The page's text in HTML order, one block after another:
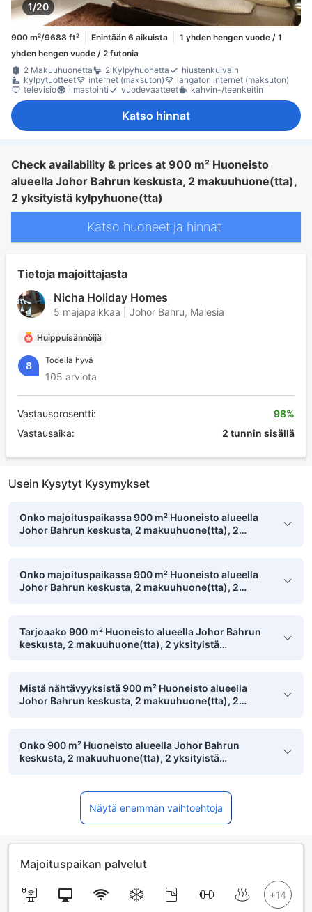
1/20
900 m²/9688 ft² Enintään 6 aikuista
1 yhden hengen vuode / 1
yhden hengen vuode / 2 futonia
2 Makuuhuonetta
2 Kylpyhuonetta
hiustenkuivain
kylpytuotteet
internet (maksuton)
langaton internet (maksuton)
televisio
ilmastointi vuodevaatteet kahvin-/teenkeitin
Katso hinnat
Check availability & prices at 900 m² Huoneisto
alueella Johor Bahrun keskusta, 2 makuuhuone(tta),
2 yksityistä kylpyhuone(tta)
Katso huoneet ja hinnat
Tietoja majoittajasta
Nicha Holiday Homes
5 majapaikkaa | Johor Bahru, Malesia
Huippuisännöijä
8 Todella hyvä
105 arviota
Vastausprosentti:
Vastausaika:
98%
2 tunnin sisällä
Usein Kysytyt Kysymykset
Onko majoituspaikassa 900 m² Huoneisto alueella
Johor Bahrun keskusta, 2 makuuhuone(tta), 2
Onko majoituspaikassa 900 m² Huoneisto alueella
Johor Bahrun keskusta, 2 makuuhuone(tta), 2
Tarjoaako 900 m² Huoneisto alueella Johor Bahrun
keskusta, 2 makuuhuone(tta), 2 yksityistä
Mistä nähtävyyksistä 900 m² Huoneisto alueella
Johor Bahrun keskusta, 2 makuuhuone(tta), 2
Onko 900 m² Huoneisto alueella Johor Bahrun
keskusta, 2 makuuhuone(tta), 2 yksityistä
Näytä enemmän vaihtoehtoja
Majoituspaikan palvelut